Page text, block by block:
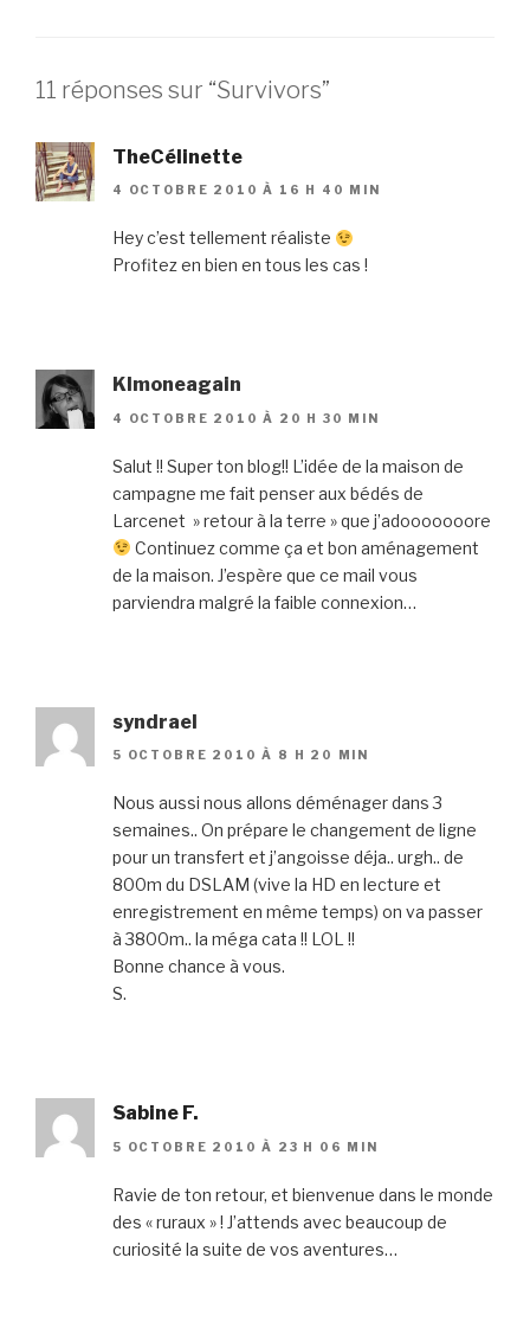
11 réponses sur “Survivors”
TheCélinette
4 OCTOBRE 2010 À 16 H 40 MIN
Hey c’est tellement réaliste
Profitez en bien en tous les cas !
Klmoneagain
4 OCTOBRE 2010 À 20 H 30 MIN
Salut !! Super ton blog!! L’idée de la maison de
campagne me fait penser aux bédés de
Larcenet » retour à la terre » que j’adooooooore
Continuez comme ça et bon aménagement
de la maison. J’espère que ce mail vous
parviendra malgré la faible connexion…
syndrael
5 OCTOBRE 2010 À 8 H 20 MIN
Nous aussi nous allons déménager dans 3
semaines.. On prépare le changement de ligne
pour un transfert et j’angoisse déja.. urgh.. de
800m du DSLAM (vive la HD en lecture et
enregistrement en même temps) on va passer
à 3800m.. la méga cata !! LOL !!
Bonne chance à vous.
S.
Sabine F.
5 OCTOBRE 2010 À 23 H 06 MIN
Ravie de ton retour, et bienvenue dans le monde
des « ruraux » ! J’attends avec beaucoup de
curiosité la suite de vos aventures…